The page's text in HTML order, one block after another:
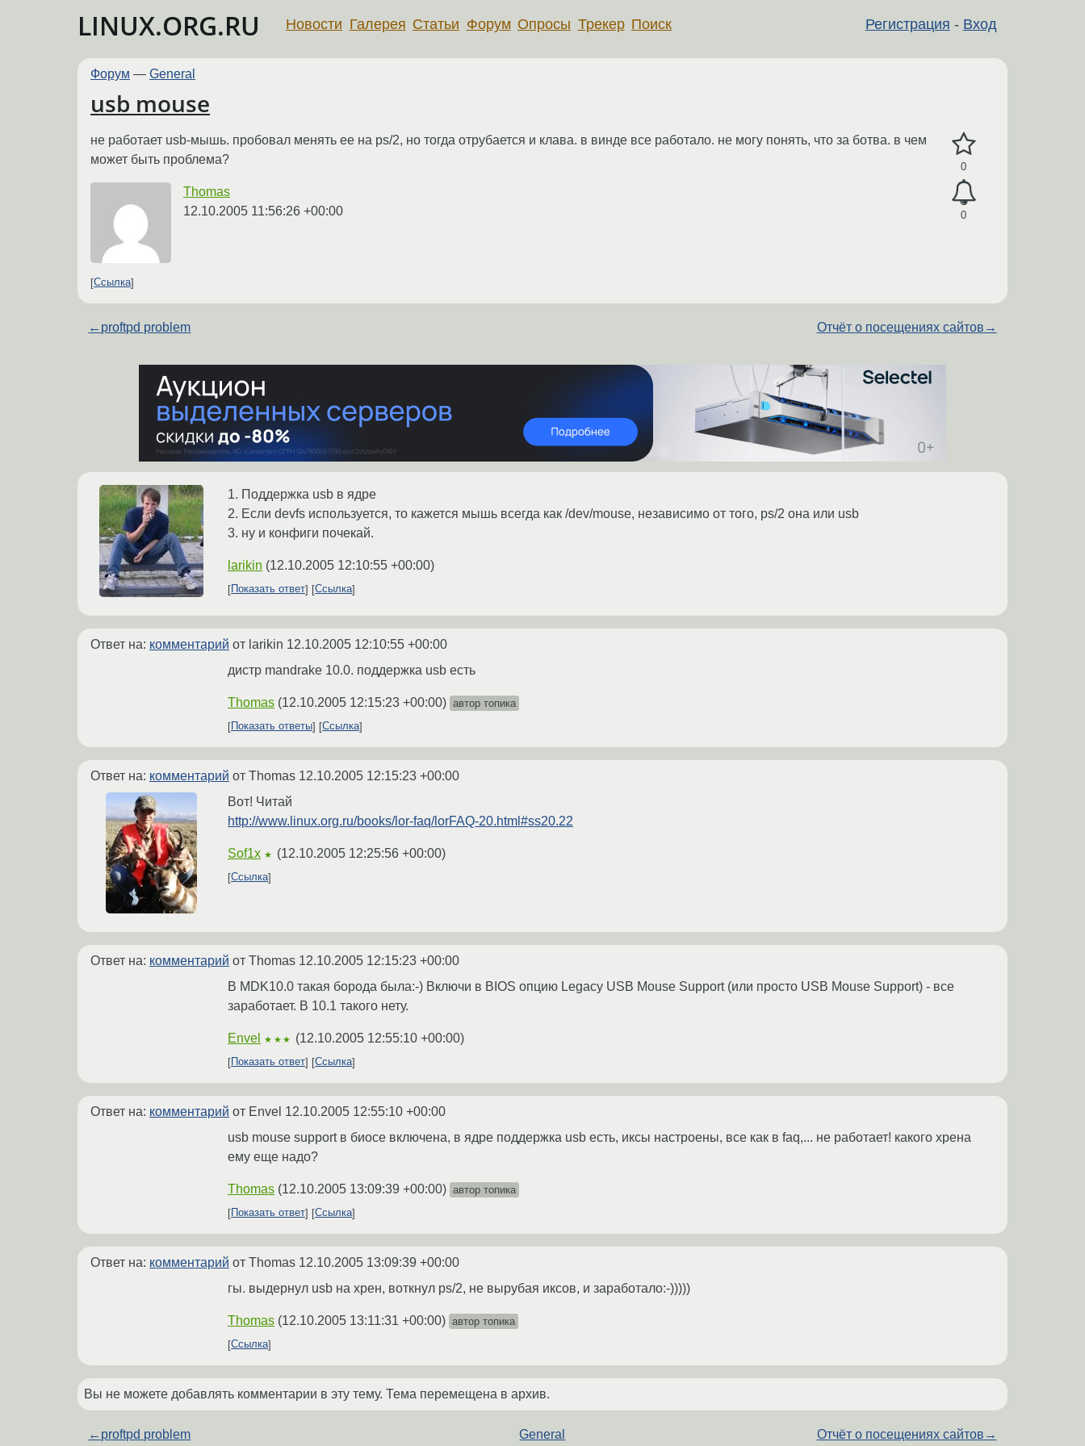
LINUX.ORG.RU Регистрация - Вход
Новости Галерея Статьи Форум Опросы Трекер Поиск
Форум — General
usb mouse
0
0
не работает usb-мышь. пробовал менять ее на ps/2, но тогда отрубается и клава. в винде все работало. не могу понять, что за ботва. в чем
может быть проблема?
Thomas
12.10.2005 11:56:26 +00:00
Ссылка
← proftpd problem Отчёт о посещениях сайтов →
1. Поддержка usb в ядре
2. Если devfs используется, то кажется мышь всегда как /dev/mouse, независимо от того, ps/2 она или usb
3. ну и конфиги почекай.
larikin (12.10.2005 12:10:55 +00:00)
Показать ответ Ссылка
Ответ на: комментарий от larikin 12.10.2005 12:10:55 +00:00
дистр mandrake 10.0. поддержка usb есть
Thomas (12.10.2005 12:15:23 +00:00) автор топика
Показать ответы
Ссылка
Ответ на: комментарий от Thomas 12.10.2005 12:15:23 +00:00
Вот! Читай
http://www.linux.org.ru/books/lor-faq/lorFAQ-20.html#ss20.22
Sof1x ★ (12.10.2005 12:25:56 +00:00)
Ссылка
Ответ на: комментарий от Thomas 12.10.2005 12:15:23 +00:00
В MDK10.0 такая борода была:-) Включи в BIOS опцию Legacy USB Mouse Support (или просто USB Mouse Support) - все
заработает. В 10.1 такого нету.
Envel ★★★ (12.10.2005 12:55:10 +00:00)
Показать ответ Ссылка
Ответ на: комментарий от Envel 12.10.2005 12:55:10 +00:00
usb mouse support в биосе включена, в ядре поддержка usb есть, иксы настроены, все как в faq,... не работает! какого хрена
ему еще надо?
Thomas (12.10.2005 13:09:39 +00:00) автор топика
Показать ответ
Ссылка
Ответ на: комментарий от Thomas 12.10.2005 13:09:39 +00:00
гы. выдернул usb на хрен, воткнул ps/2, не вырубая иксов, и заработало:-)))))
Thomas (12.10.2005 13:11:31 +00:00) автор топика
Ссылка
Вы не можете добавлять комментарии в эту тему. Тема перемещена в архив.
← proftpd problem General Отчёт о посещениях сайтов →